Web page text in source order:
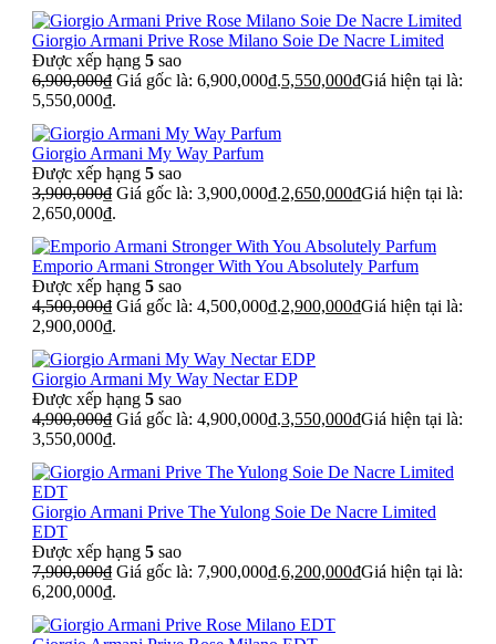
Giorgio Armani Prive Rose Milano Soie De Nacre Limited
Được xếp hạng 5 sao
6,900,000₫ Giá gốc là: 6,900,000₫.5,550,000₫Giá hiện tại là:
5,550,000₫.
Giorgio Armani My Way Parfum
Được xếp hạng 5 sao
3,900,000₫ Giá gốc là: 3,900,000₫.2,650,000₫Giá hiện tại là:
2,650,000₫.
Emporio Armani Stronger With You Absolutely Parfum
Được xếp hạng 5 sao
4,500,000₫ Giá gốc là: 4,500,000₫.2,900,000₫Giá hiện tại là:
2,900,000₫.
Giorgio Armani My Way Nectar EDP
Được xếp hạng 5 sao
4,900,000₫ Giá gốc là: 4,900,000₫.3,550,000₫Giá hiện tại là:
3,550,000₫.
Giorgio Armani Prive The Yulong Soie De Nacre Limited
EDT
Được xếp hạng 5 sao
7,900,000₫ Giá gốc là: 7,900,000₫.6,200,000₫Giá hiện tại là:
6,200,000₫.